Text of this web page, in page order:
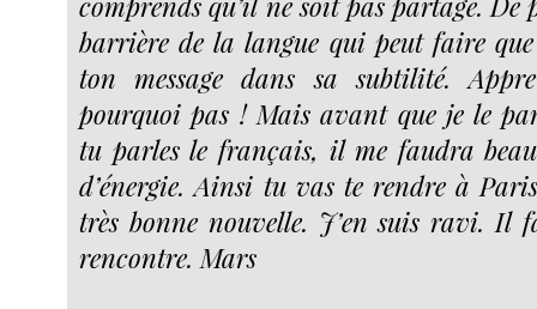
barrière de la langue qui peut faire
ton message dans sa subtilité.
pourquoi pas ! Mais avant que je le
tu parles le français, il me faudra
d’énergie. Ainsi tu vas te rendre à
très bonne nouvelle. J’en suis ravi. Il
rencontre. Mars